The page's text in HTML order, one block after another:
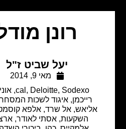
רונן מודל
יעל שביט ז"ל
מאי 9, 2014
cal,Deloitte,Sodexo
,
איגוד לשכות המסחר ,
,אל שרד,אלפא קוסמטיקה,
השקעות,אסתי לאודר, ארצי,